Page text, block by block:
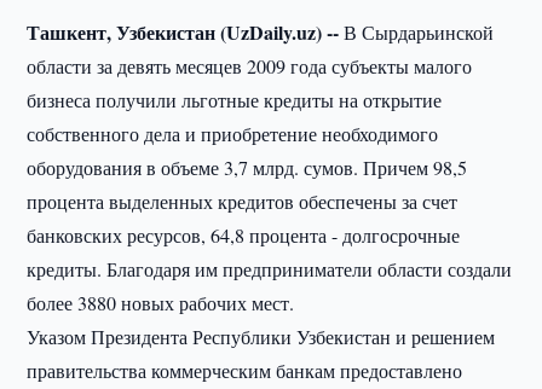
Ташкент, Узбекистан (UzDaily.uz) --В Сырдарьинской
области за девять месяцев 2009 года субъекты малого
бизнеса получили льготные кредиты на открытие
собственного дела и приобретение необходимого
оборудования в объеме 3,7 млрд. сумов. Причем 98,5
процента выделенных кредитов обеспечены за счет
банковских ресурсов, 64,8 процента - долгосрочные
кредиты. Благодаря им предприниматели области создали
более 3880 новых рабочих мест.
Указом Президента Республики Узбекистан и решением
правительства коммерческим банкам предоставлено